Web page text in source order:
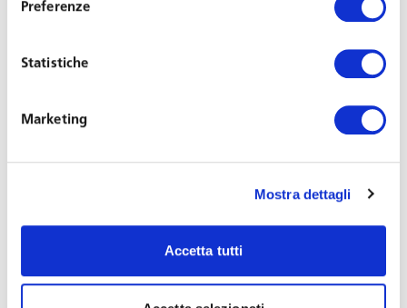
Preferenze
Statistiche
Marketing
Mostra dettagli
Accetta tutti
2015. L’appuntamento annuale di riferimento in Italia per le imprese
Lavoro dell’Associazione Bancaria Italiana e da ABIEventi, è
dedicato alle persone: il fattore più importante di ogni
manager, accademici e consulenti si confronteranno sulla gestione
e la valorizzazione delle HR in banca e sui cambiamenti in atto nel
settore. Il Professore De Luca Tamajo interverrà mercoledì 10